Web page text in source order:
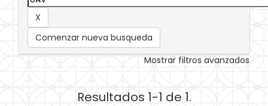
Comenzar nueva busqueda
Mostrar filtros avanzados
Resultados 1-1 de 1.